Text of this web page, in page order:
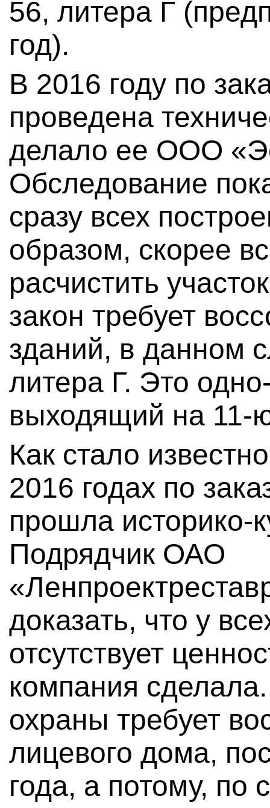
56, литера Г
год).
В 2016 году по
проведена
делало ее ООО
Обследование
сразу всех
образом, скорее
расчистить
закон требует
зданий, в данном
литера Г. Это
выходящий на 11-
Как стало
2016 годах по
прошла историко-
Подрядчик ОАО
доказать, что у
отсутствует
компания
охраны требует
лицевого дома,
года, а потому, по